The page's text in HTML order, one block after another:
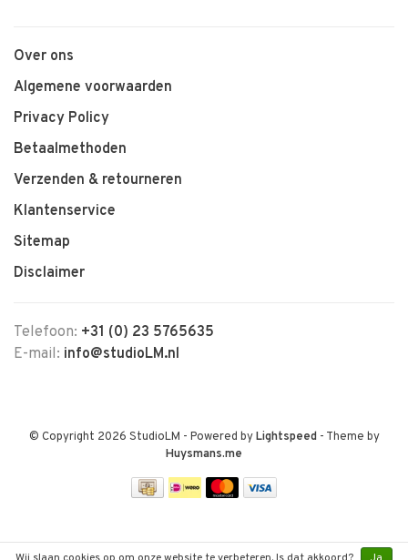
Over ons
Algemene voorwaarden
Privacy Policy
Betaalmethoden
Verzenden & retourneren
Klantenservice
Sitemap
Disclaimer
Telefoon: +31 (0) 23 5765635
E-mail: info@studioLM.nl
© Copyright 2026 StudioLM - Powered byLightspeed- Theme by
Huysmans.me